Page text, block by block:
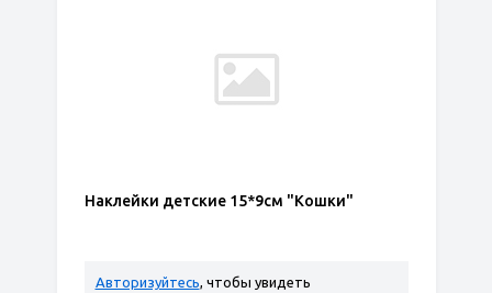
Наклейки детские 15*9см "Кошки"
Авторизуйтесь, чтобы увидеть